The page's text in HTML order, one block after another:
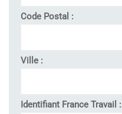
Code Postal :
Ville :
Identifiant France Travail :